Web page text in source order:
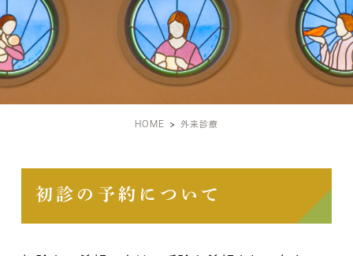
外来診療
HOME 外来診療
初診の予約について